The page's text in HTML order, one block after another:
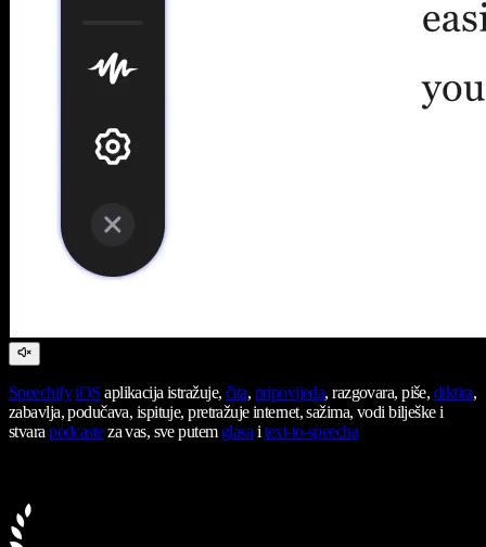
Speechify iOS aplikacija istražuje, čita, pripovijeda, razgovara, piše, diktira,
zabavlja, podučava, ispituje, pretražuje internet, sažima, vodi bilješke i
stvarapodcasteza vas, sve putem glasaitext-to-speecha